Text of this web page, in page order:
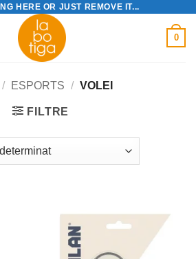
HERE OR JUST REMOVE IT...
0
/ ESPORTS / VOLEI
FILTRE